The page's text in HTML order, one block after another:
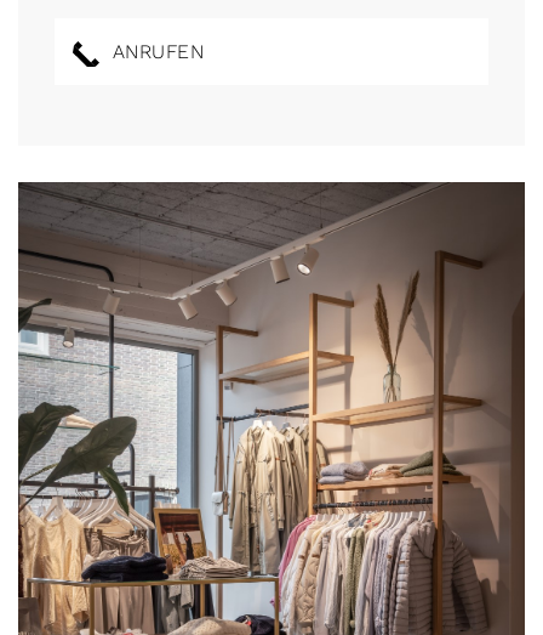
ANRUFEN